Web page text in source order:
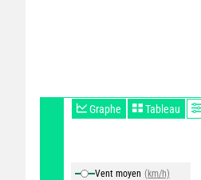
Graphe Tableau
Vent moyen (km/h)